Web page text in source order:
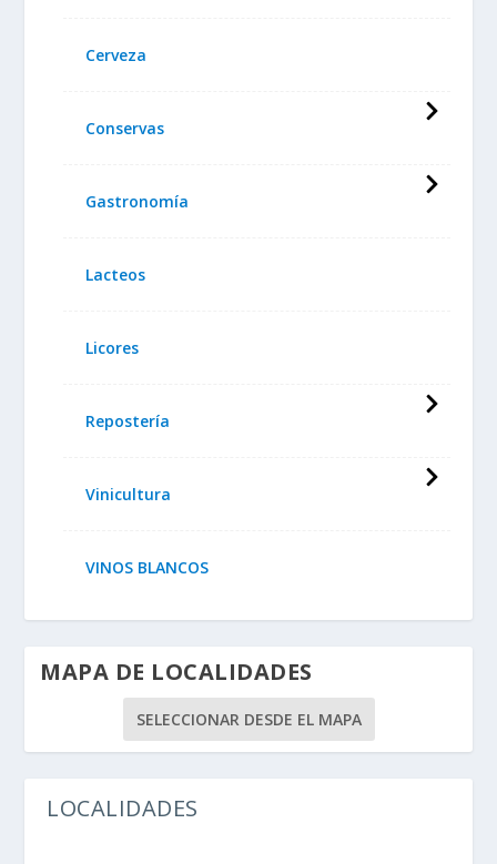
Cerveza
Conservas
Gastronomía
Lacteos
Licores
Repostería
Vinicultura
VINOS BLANCOS
MAPA DE LOCALIDADES
SELECCIONAR DESDE EL MAPA
LOCALIDADES